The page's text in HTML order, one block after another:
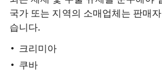
국가 또는 지역의 소매업체는 판매
습니다.
크리미아
쿠바